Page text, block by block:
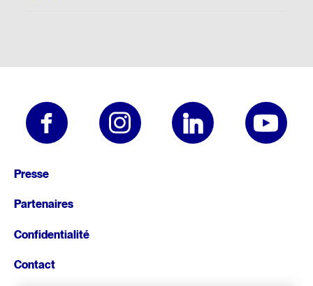
page
Presse
Partenaires
Confidentialité
Contact